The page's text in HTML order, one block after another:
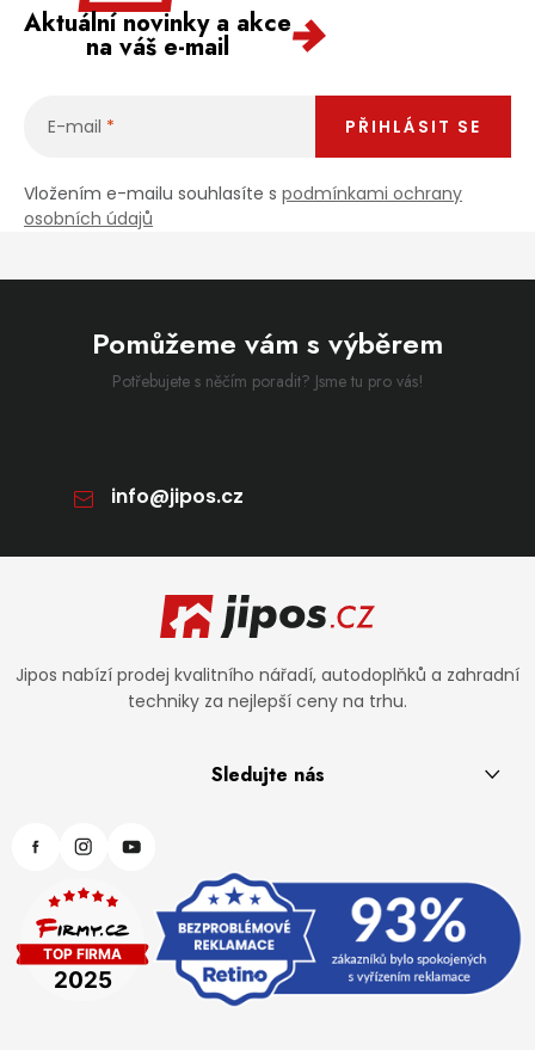
Aktuální novinky a akce
na váš e-mail
E-mail
Vložením e-mailu souhlasíte s podmínkami ochrany
osobních údajů
PŘIHLÁSIT SE
Pomůžeme vám s výběrem
Potřebujete s něčím poradit? Jsme tu pro vás!
info@jipos.cz
Zápatí
Jipos nabízí prodej kvalitního nářadí, autodoplňků a zahradní
techniky za nejlepší ceny na trhu.
Sledujte nás